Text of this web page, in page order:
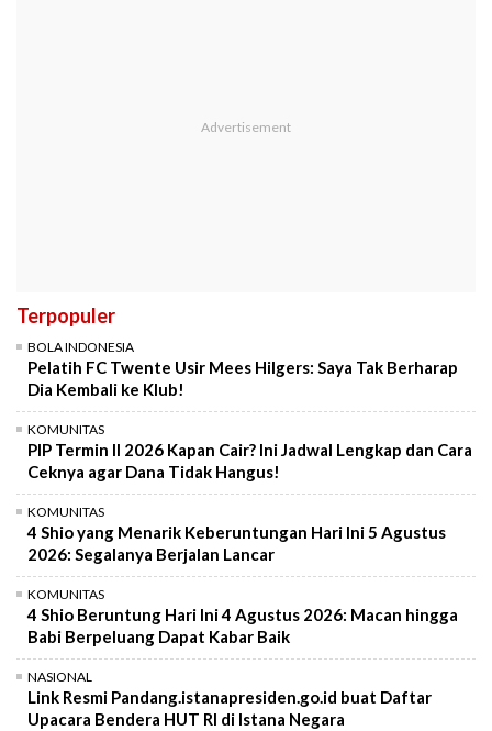
Terpopuler
BOLA INDONESIA
Pelatih FC Twente Usir Mees Hilgers: Saya Tak Berharap
Dia Kembali ke Klub!
KOMUNITAS
PIP Termin II 2026 Kapan Cair? Ini Jadwal Lengkap dan Cara
Ceknya agar Dana Tidak Hangus!
KOMUNITAS
4 Shio yang Menarik Keberuntungan Hari Ini 5 Agustus
2026: Segalanya Berjalan Lancar
KOMUNITAS
4 Shio Beruntung Hari Ini 4 Agustus 2026: Macan hingga
Babi Berpeluang Dapat Kabar Baik
NASIONAL
Link Resmi Pandang.istanapresiden.go.id buat Daftar
Upacara Bendera HUT RI di Istana Negara